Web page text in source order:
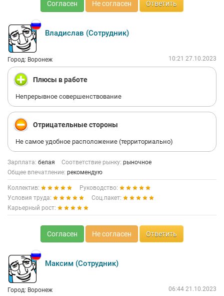
Согласен Не согласен Ответить
Владислав (Сотрудник)
Город: Воронеж 10:21 27.10.2023
Плюсы в работе
Непрерывное совершенствование
Отрицательные стороны
Не самое удобное расположение (территориально)
Зарплата: белая Соответствие рынку: рыночное
Общее впечатление: рекомендую
Коллектив:
Руководство:
Условия труда:
Соц.пакет:
Карьерный рост:
Согласен Не согласен Ответить
Максим (Сотрудник)
Город: Воронеж 06:44 21.10.2023